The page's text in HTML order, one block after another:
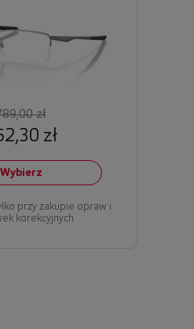
zł
zł
Wybierz
przy zakupie opraw i
korekcyjnych